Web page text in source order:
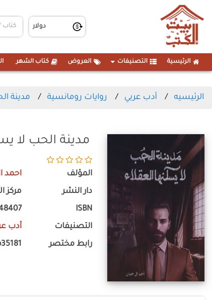
الرئيسية التصنيفات العروض كتاب الشهر
الرئيسيه أدب عربي روايات رومانسية مدينة
مدينة الحب لا
المؤلف احمد
دار النشر مركز
ISBN
التصنيفات أدب
رابط مختصر